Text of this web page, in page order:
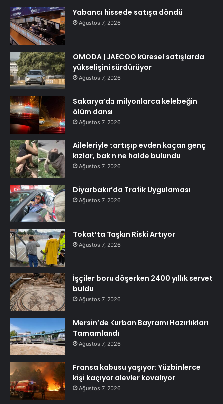
Yabancı hissede satışa döndü
Ağustos 7, 2026
OMODA | JAECOO küresel satışlarda
yükselişini sürdürüyor
Ağustos 7, 2026
Sakarya’da milyonlarca kelebeğin
ölüm dansı
Ağustos 7, 2026
Aileleriyle tartışıp evden kaçan genç
kızlar, bakın ne halde bulundu
Ağustos 7, 2026
Diyarbakır’da Trafik Uygulaması
Ağustos 7, 2026
Tokat’ta Taşkın Riski Artıyor
Ağustos 7, 2026
İşçiler boru döşerken 2400 yıllık servet
buldu
Ağustos 7, 2026
Mersin’de Kurban Bayramı Hazırlıkları
Tamamlandı
Ağustos 7, 2026
Fransa kabusu yaşıyor: Yüzbinlerce
kişi kaçıyor alevler kovalıyor
Ağustos 7, 2026